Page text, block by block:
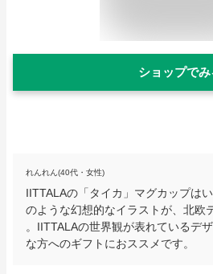
ショップでみ
れんれん(40代・女性)
IITTALAの「タイカ」マグカップは
のような幻想的なイラストが、北欧
。IITTALAの世界観が表れているデ
な方へのギフトにおススメです。